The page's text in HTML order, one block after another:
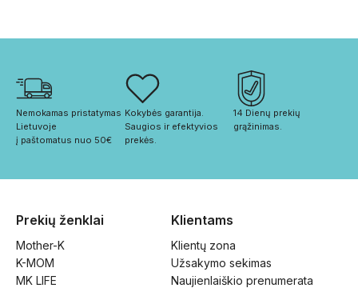
Nemokamas pristatymas
Lietuvoje
į paštomatus nuo 50€
Kokybės garantija.
Saugios ir efektyvios
prekės.
14 Dienų prekių
grąžinimas.
Prekių ženklai
Mother-K
K-MOM
MK LIFE
Klientams
Klientų zona
Užsakymo sekimas
Naujienlaiškio prenumerata